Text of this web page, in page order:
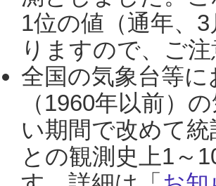
1位の値（通年、
りますので、ご
全国の気象台等
（1960年以前）
い期間で改めて
との観測史上1～